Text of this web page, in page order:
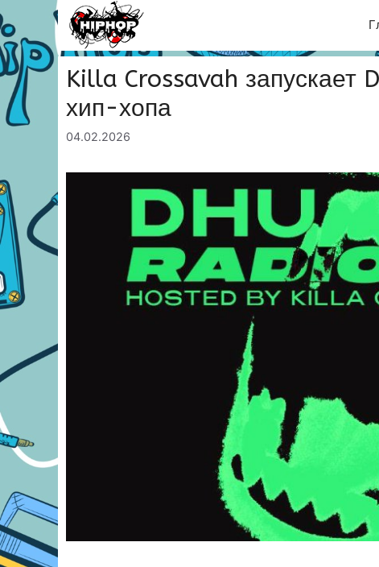
Перейти
к
содержимому
Killa Crossavah запускает
хип-хопа
04.02.2026